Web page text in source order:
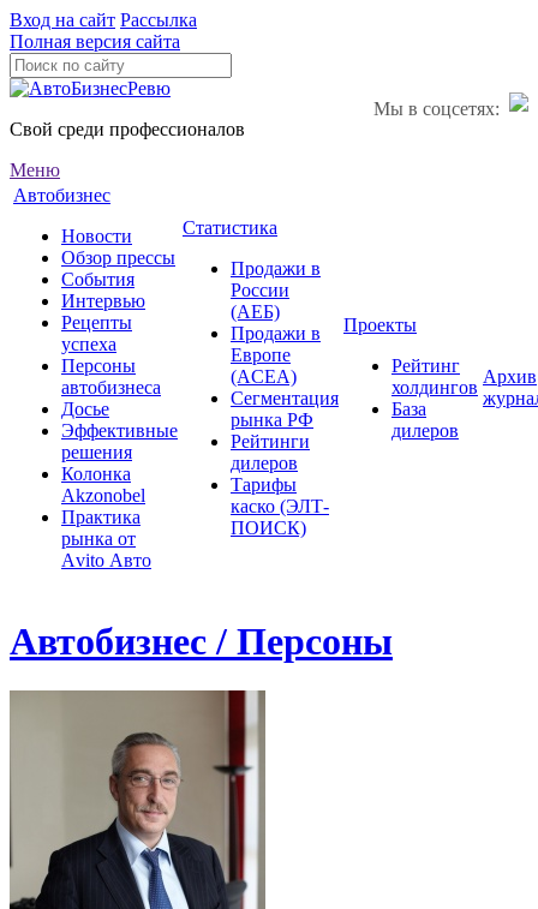
Вход на сайт Рассылка
Полная версия сайта
Мы в соцсетях:
Свой среди профессионалов
Меню
Автобизнес
Новости
Обзор прессы
События
Интервью
Рецепты
успеха
Персоны
автобизнеса
Досье
Эффективные
решения
Колонка
Akzonobel
Практика
рынка от
Аvito Авто
Статистика
Продажи в
России
(АЕБ)
Продажи в
Европе
(ACEA)
Сегментация
рынка РФ
Рейтинги
дилеров
Тарифы
каско (ЭЛТ-
ПОИСК)
Проекты
Рейтинг
холдингов
База
дилеров
Архив
Автобизнес / Персоны